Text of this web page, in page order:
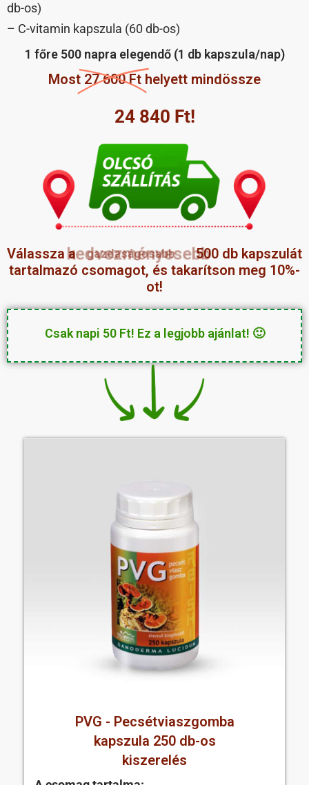
db-os)
– C-vitamin kapszula (60 db-os)
1 főre 500 napra elegendő (1 db kapszula/nap)
Most 27 600 Ft helyett mindössze
24 840 Ft!
Válassza a kedvezményesebb 500 db
kapszulát tartalmazó csomagot, és takarítson
meg 10%-ot!
Csak napi 50 Ft! Ez a legjobb ajánlat! 🙂
PVG - Pecsétviaszgomba
kapszula 250 db-os
kiszerelés